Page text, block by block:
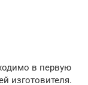
в первую
изготовителя.